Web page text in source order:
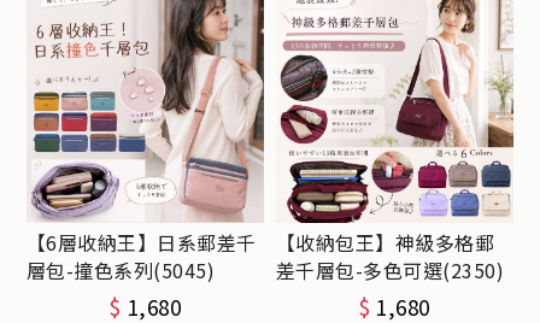
【6層收納王】日系郵差千
層包-撞色系列(5045)
$ 1,680
【收納包王】神級多格郵
差千層包-多色可選(2350)
$ 1,680